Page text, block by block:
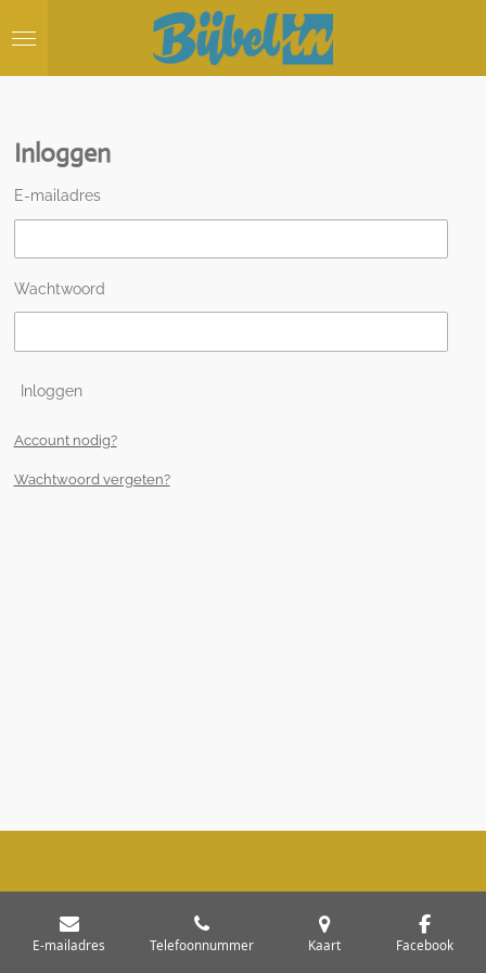
direct
Inloggen
E-mailadres
Wachtwoord
Inloggen
Account nodig?
Wachtwoord vergeten?
E-mailadres Telefoonnummer Kaart Facebook